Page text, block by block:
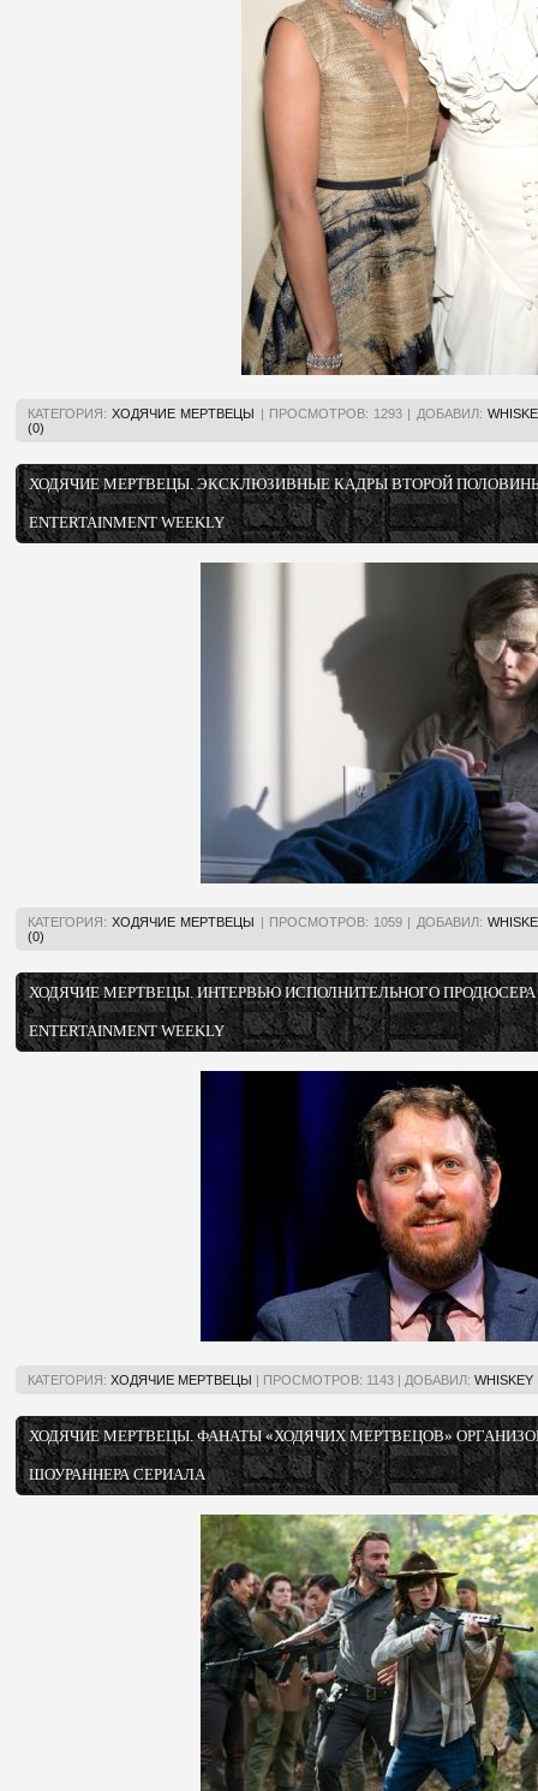
КАТЕГОРИЯ: ХОДЯЧИЕ МЕРТВЕЦЫ | ПРОСМОТРОВ: 1293 | ДОБАВИЛ:
(0)
ХОДЯЧИЕ МЕРТВЕЦЫ. ЭКСКЛЮЗИВНЫЕ КАДРЫ ВТОРОЙ
ENTERTAINMENT WEEKLY
КАТЕГОРИЯ: ХОДЯЧИЕ МЕРТВЕЦЫ | ПРОСМОТРОВ: 1059 | ДОБАВИЛ:
(0)
ХОДЯЧИЕ МЕРТВЕЦЫ. ИНТЕРВЬЮ ИСПОЛНИТЕЛЬНОГО
ENTERTAINMENT WEEKLY
КАТЕГОРИЯ: ХОДЯЧИЕ МЕРТВЕЦЫ | ПРОСМОТРОВ: 1143 | ДОБАВИЛ: WHISKEY
ХОДЯЧИЕ МЕРТВЕЦЫ. ФАНАТЫ «ХОДЯЧИХ МЕРТВЕЦОВ»
ШОУРАННЕРА СЕРИАЛА